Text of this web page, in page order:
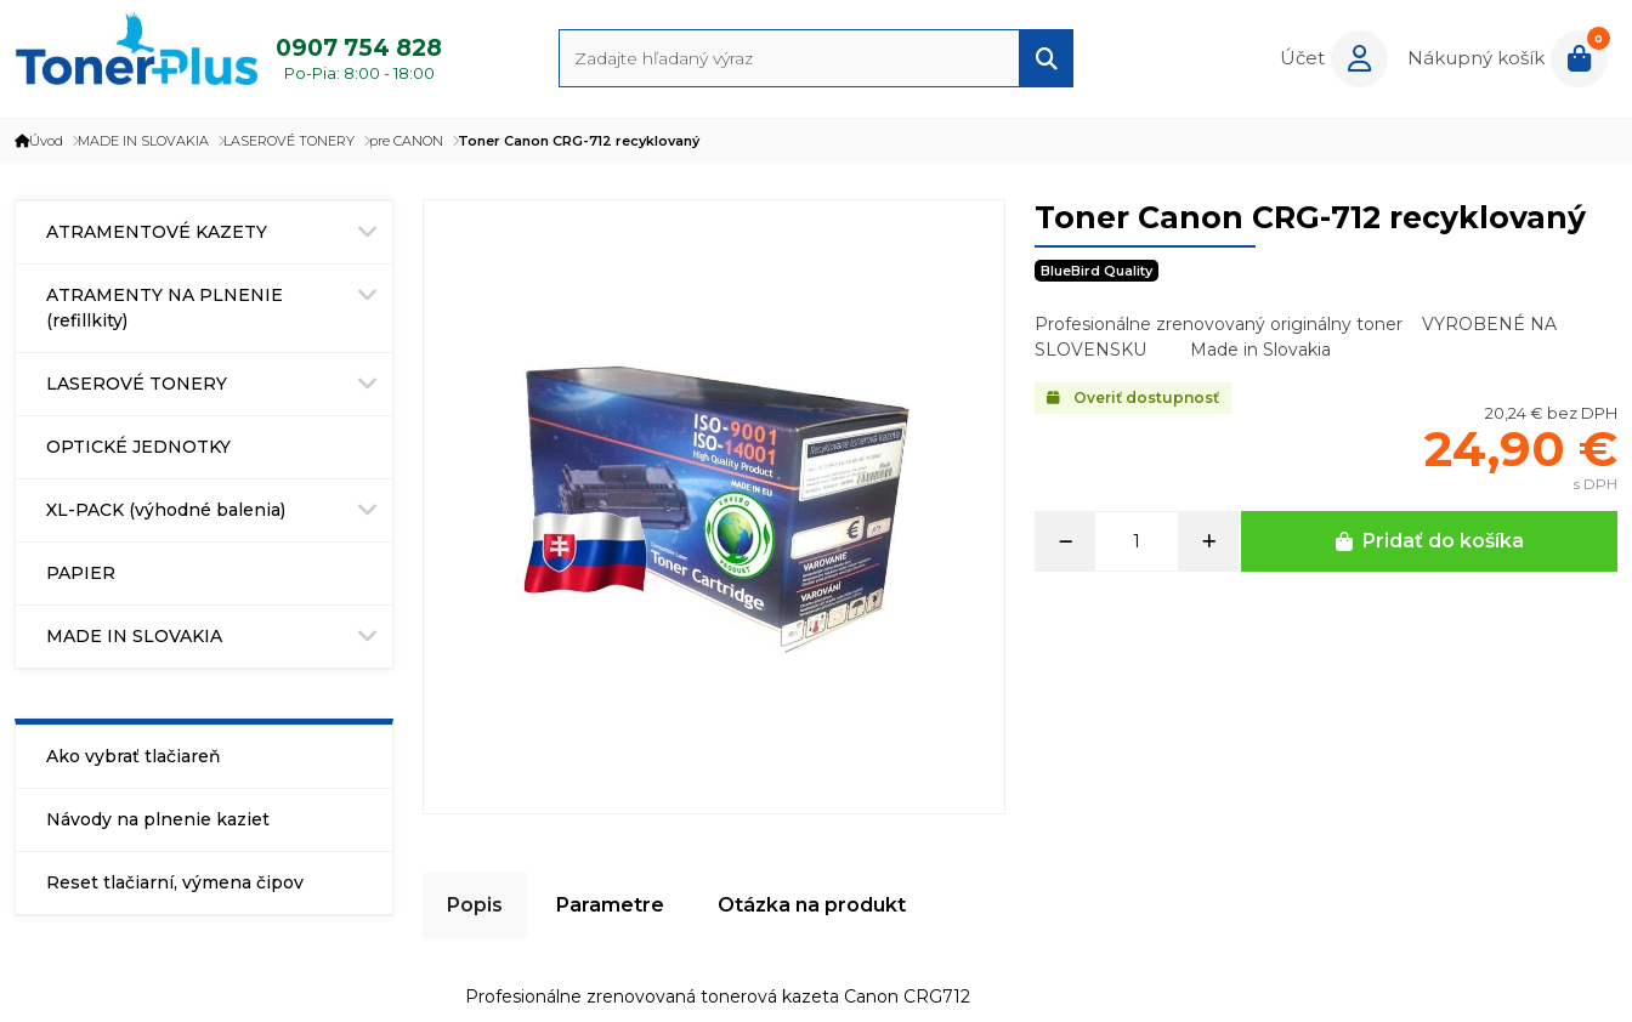
0907 754 828
Po-Pia: 8:00 - 18:00
Účet Nákupný košík
0
Úvod MADE IN SLOVAKIA LASEROVÉ TONERY pre CANON Toner Canon CRG-712 recyklovaný
ATRAMENTOVÉ KAZETY
ATRAMENTY NA PLNENIE
(refillkity)
LASEROVÉ TONERY
OPTICKÉ JEDNOTKY
XL-PACK (výhodné balenia)
PAPIER
MADE IN SLOVAKIA
Ako vybrať tlačiareň
Návody na plnenie kaziet
Reset tlačiarní, výmena čipov
Toner Canon CRG-712 recyklovaný
BlueBird Quality
Profesionálne zrenovovaný originálny toner VYROBENÉ NA
SLOVENSKU Made in Slovakia
Overiť dostupnosť
20,24 € bez DPH
24,90 €
s DPH
Pridať do košíka
Popis Parametre Otázka na produkt
Profesionálne zrenovovaná tonerová kazeta Canon CRG712